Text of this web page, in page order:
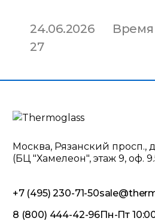
24.06.2026
Время
27
Москва, Рязанский просп., д.
(БЦ "Хамелеон", этаж 9, оф.
+7 (495) 230-71-50
8 (800) 444-42-96Пн-Пт